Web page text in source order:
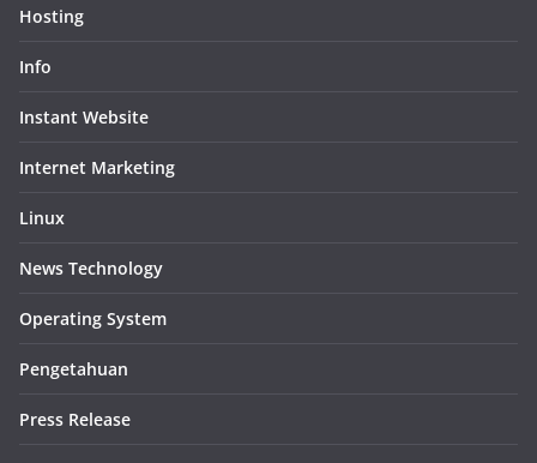
Hosting
Info
Instant Website
Internet Marketing
Linux
News Technology
Operating System
Pengetahuan
Press Release